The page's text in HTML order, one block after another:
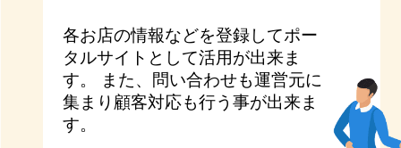
各お店の情報などを登録してポー
タルサイトとして活用が出来ま
す。 また、問い合わせも運営元に
集まり顧客対応も行う事が出来ま
す。